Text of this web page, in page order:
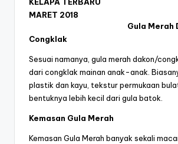
Gula Merah
Congklak
Sesuai namanya, gula merah dakon/
dari congklak mainan anak-anak.
plastik dan kayu, tekstur permukaan
bentuknya lebih kecil dari gula batok.
Kemasan Gula Merah
Kemasan Gula Merah banyak sekali